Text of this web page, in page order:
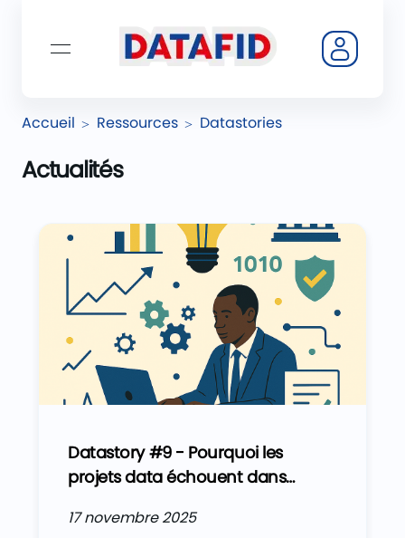
Accueil Ressources Datastories
Actualités
Datastory #9 - Pourquoi les
projets data échouent dans
changer la donn(é)e ?
17 novembre 2025